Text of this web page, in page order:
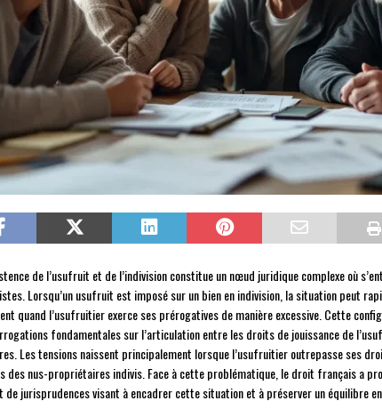
de l’usufruit et de l’indivision constitue un nœud juridique complexe où
Lorsqu’un usufruit est imposé sur un bien en indivision, la situation peut
quand l’usufruitier exerce ses prérogatives de manière excessive. Cette
fondamentales sur l’articulation entre les droits de jouissance de
Les tensions naissent principalement lorsque l’usufruitier outrepasse ses
des nus-propriétaires indivis. Face à cette problématique, le droit français a
de jurisprudences visant à encadrer cette situation et à préserver un équilibre